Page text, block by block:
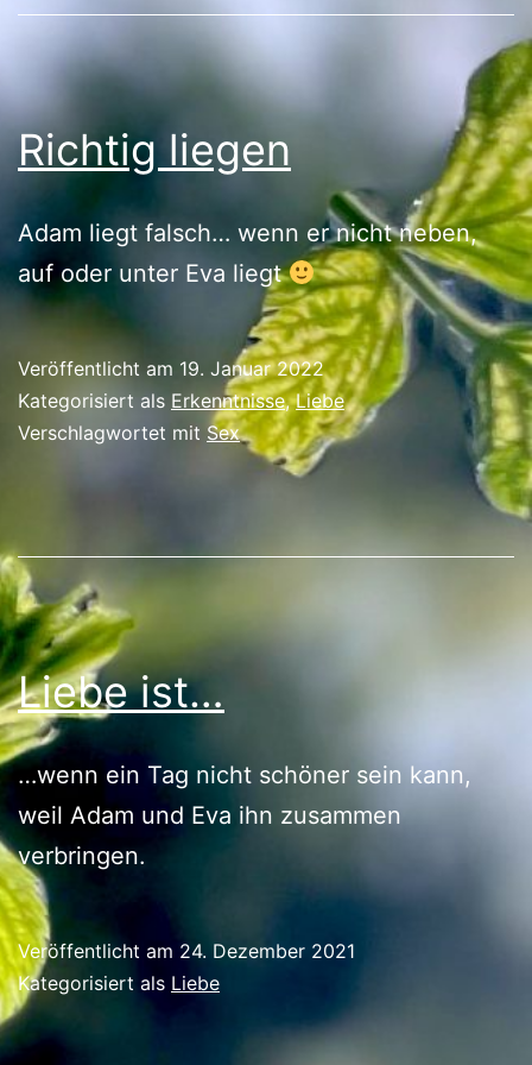
Richtig liegen
Adam liegt falsch… wenn er nicht neben,
auf oder unter Eva liegt
Veröffentlicht am 19. Januar 2022
Kategorisiert als Erkenntnisse,Liebe
Verschlagwortet mit Sex
Liebe ist…
…wenn ein Tag nicht schöner sein kann,
weil Adam und Eva ihn zusammen
verbringen.
Veröffentlicht am 24. Dezember 2021
Kategorisiert als Liebe